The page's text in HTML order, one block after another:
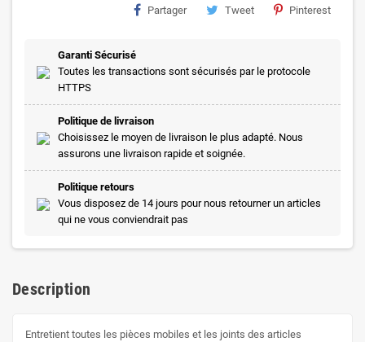
Partager Tweet Pinterest
Garanti Sécurisé
Toutes les transactions sont sécurisés par le protocole
HTTPS
Politique de livraison
Choisissez le moyen de livraison le plus adapté. Nous
assurons une livraison rapide et soignée.
Politique retours
Vous disposez de 14 jours pour nous retourner un articles
qui ne vous conviendrait pas
Description
Entretient toutes les pièces mobiles et les joints des articles